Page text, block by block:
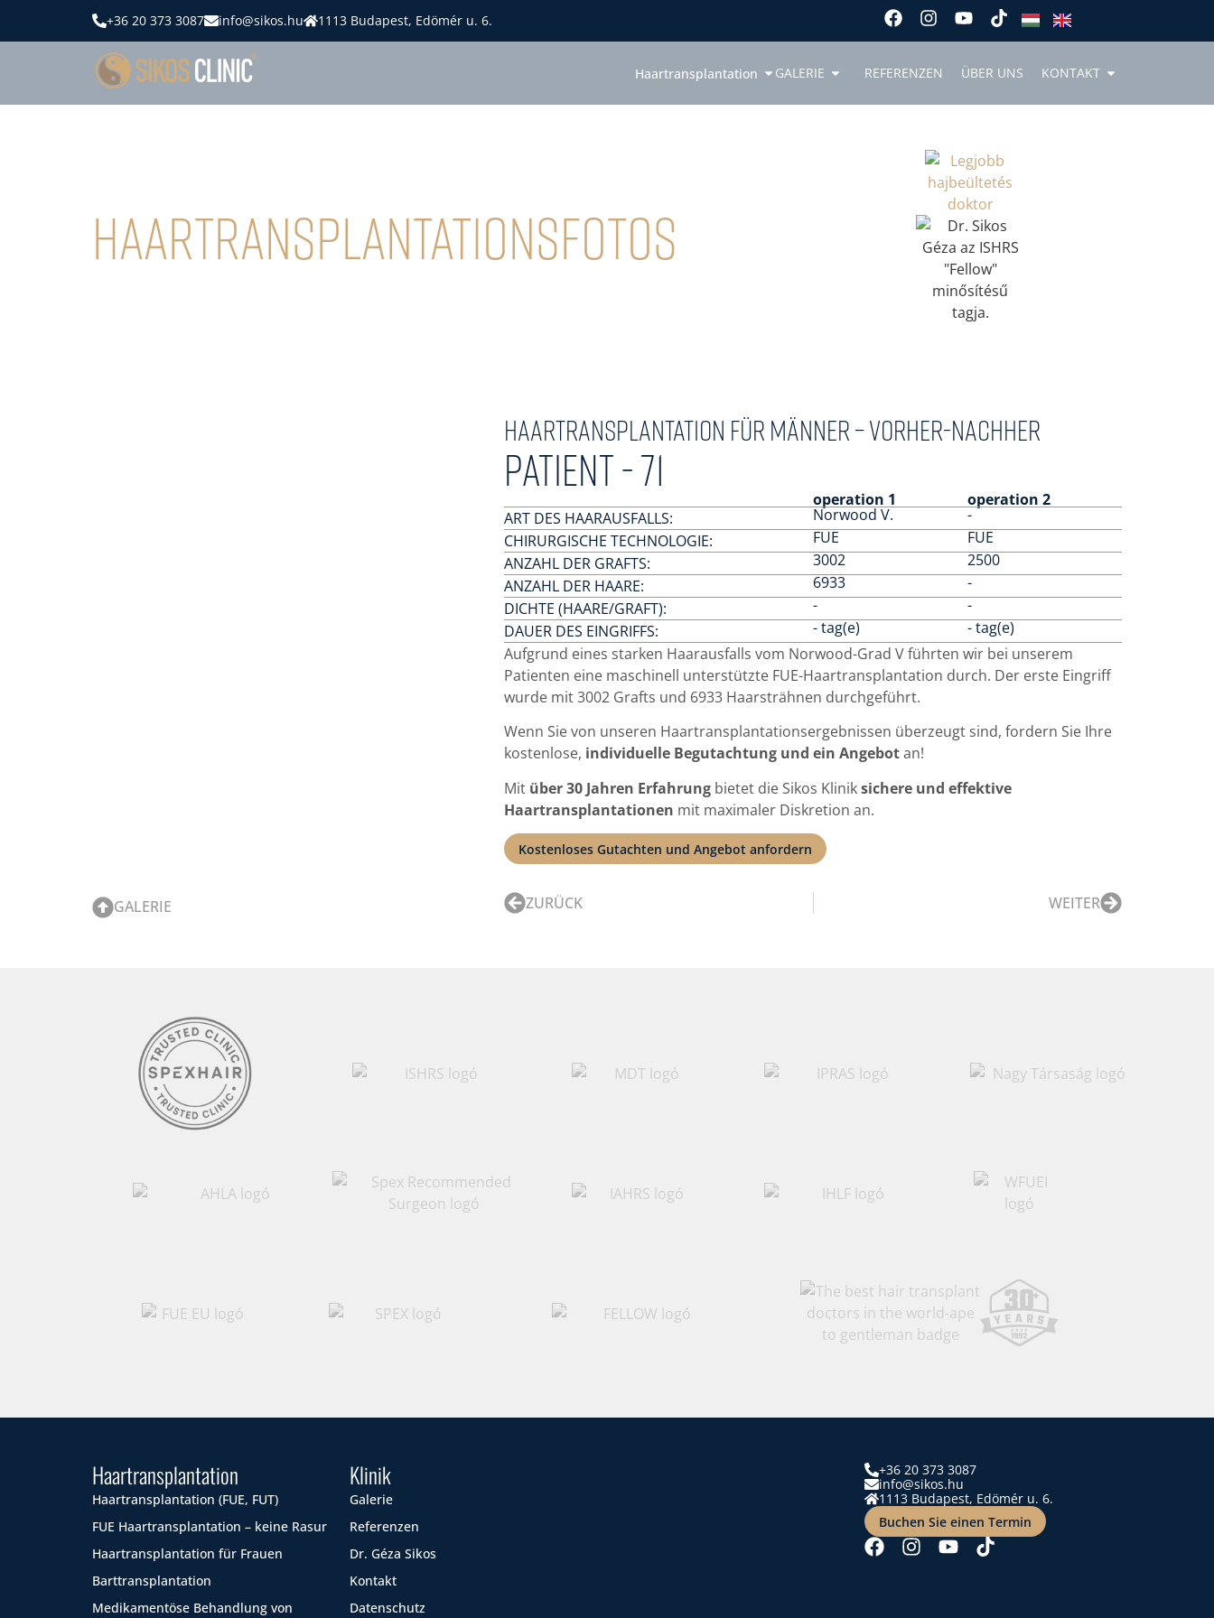
+36 20 373 3087 info@sikos.hu 1113 Budapest, Edömér u. 6.
Haartransplantation GALERIE REFERENZEN ÜBER UNS KONTAKT
Haartransplantationsfotos
Haartransplantation für Männer – vorher-nachher
Patient - 71
operation 1
operation 2
ART DES HAARAUSFALLS:
Norwood V.
-
CHIRURGISCHE TECHNOLOGIE:
FUE
FUE
ANZAHL DER GRAFTS:
3002
2500
ANZAHL DER HAARE:
6933
-
DICHTE (HAARE/GRAFT):
-
-
DAUER DES EINGRIFFS:
- tag(e)
- tag(e)
Aufgrund eines starken Haarausfalls vom Norwood-Grad V führten wir bei unserem
Patienten eine maschinell unterstützte FUE-Haartransplantation durch. Der erste Eingriff
wurde mit 3002 Grafts und 6933 Haarsträhnen durchgeführt.
Wenn Sie von unseren Haartransplantationsergebnissen überzeugt sind, fordern Sie Ihre
kostenlose, individuelle Begutachtung und ein Angebotan!
Mit über 30 Jahren Erfahrung bietet die Sikos Kliniksichere und effektive
Haartransplantationen mit maximaler Diskretion an.
Kostenloses Gutachten und Angebot anfordern
GALERIE WEITER
ZURÜCK
Haartransplantation
Haartransplantation (FUE, FUT)
FUE Haartransplantation – keine Rasur
Haartransplantation für Frauen
Barttransplantation
Medikamentöse Behandlung von
Klinik
Galerie
Referenzen
Dr. Géza Sikos
Kontakt
Datenschutz
+36 20 373 3087
info@sikos.hu
1113 Budapest, Edömér u. 6.
Buchen Sie einen Termin